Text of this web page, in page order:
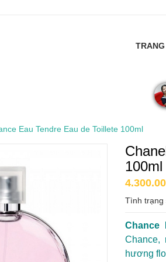
Eau Tendre Eau de Toillete 100ml
100ml
Tình trạng
Chance
hương